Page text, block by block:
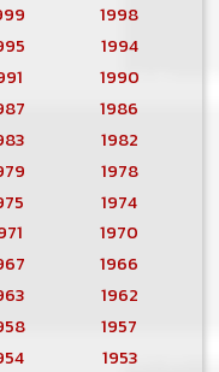
1998
1994
1990
1986
1982
1978
1974
1970
1966
1962
1957
1953